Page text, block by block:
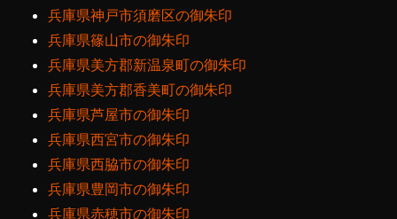
兵庫県神戸市須磨区の御朱印
兵庫県篠山市の御朱印
兵庫県美方郡新温泉町の御朱印
兵庫県美方郡香美町の御朱印
兵庫県芦屋市の御朱印
兵庫県西宮市の御朱印
兵庫県西脇市の御朱印
兵庫県豊岡市の御朱印
兵庫県赤穂市の御朱印